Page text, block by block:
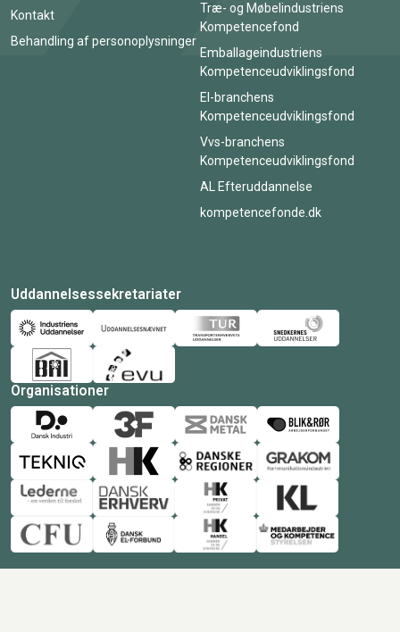
Kontakt
Behandling af personoplysninger
Træ- og Møbelindustriens
Kompetencefond
Emballageindustriens
Kompetenceudviklingsfond
El-branchens
Kompetenceudviklingsfond
Vvs-branchens
Kompetenceudviklingsfond
AL Efteruddannelse
kompetencefonde.dk
Uddannelsessekretariater
Organisationer